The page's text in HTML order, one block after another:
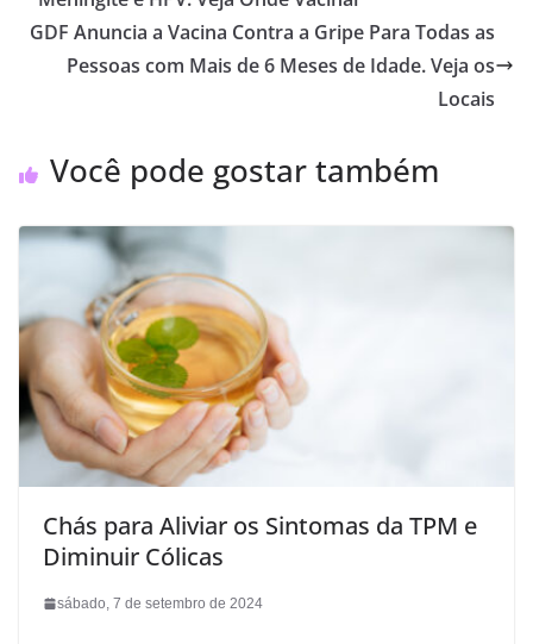
GDF Anuncia a Vacina Contra a Gripe Para Todas as
Pessoas com Mais de 6 Meses de Idade. Veja os
Locais
Você pode gostar também
Chás para Aliviar os Sintomas da TPM e
Diminuir Cólicas
sábado, 7 de setembro de 2024